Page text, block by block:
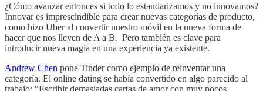
¿Cómo avanzar entonces si todo lo estandarizamos y no innovamos?
Innovar es imprescindible para crear nuevas categorías de producto,
como hizo Uber al convertir nuestro móvil en la nueva forma de
hacer que nos lleven de A a B. Pero también es clave para
introducir nueva magia en una experiencia ya existente.
Andrew Chen pone Tinder como ejemplo de reinventar una
categoría. El online dating se había convertido en algo parecido al
trabajo: “Escribir demasiadas cartas de amor con muy pocos